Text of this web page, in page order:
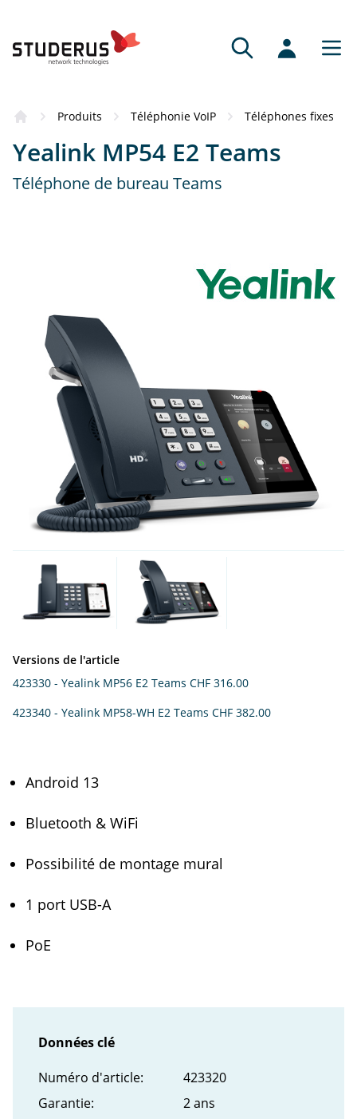
Produits Téléphonie VoIP Téléphones fixes
Yealink MP54 E2 Teams
Téléphone de bureau Teams
Versions de l'article
423330 - Yealink MP56 E2 Teams CHF 316.00
423340 - Yealink MP58-WH E2 Teams CHF 382.00
Android 13
Bluetooth & WiFi
Possibilité de montage mural
1 port USB-A
PoE
Données clé
Numéro d'article:
423320
Garantie:
2 ans